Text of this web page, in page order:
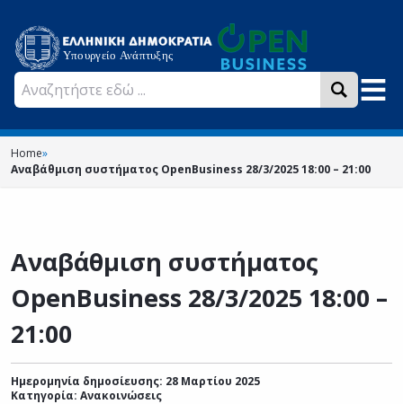
Home»
Αναβάθμιση συστήματος OpenBusiness 28/3/2025 18:00 – 21:00
Αναβάθμιση συστήματος
OpenBusiness 28/3/2025 18:00 –
21:00
Ημερομηνία δημοσίευσης: 28 Μαρτίου 2025
Κατηγορία: Ανακοινώσεις